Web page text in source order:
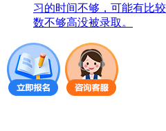
习的时间不够，可能有比
数不够高没被录取。